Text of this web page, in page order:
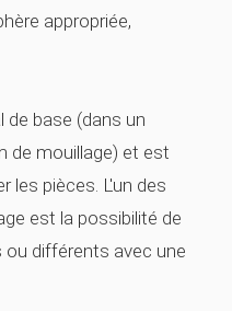
appropriée,
de base (dans un
de mouillage) et est
les pièces. L'un des
est la possibilité de
ou différents avec une